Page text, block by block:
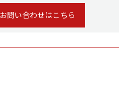
お問い合わせはこちら